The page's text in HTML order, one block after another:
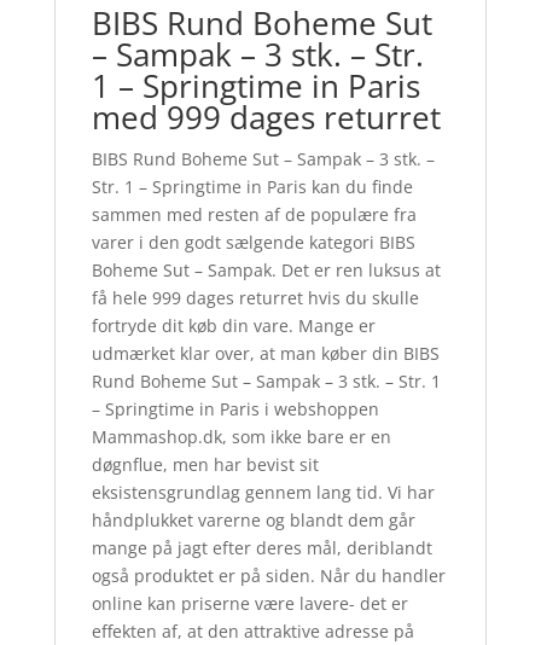
BIBS Rund Boheme Sut
– Sampak – 3 stk. – Str.
1 – Springtime in Paris
med 999 dages returret
BIBS Rund Boheme Sut – Sampak – 3 stk. –
Str. 1 – Springtime in Paris kan du finde
sammen med resten af de populære fra
varer i den godt sælgende kategori BIBS
Boheme Sut – Sampak. Det er ren luksus at
få hele 999 dages returret hvis du skulle
fortryde dit køb din vare. Mange er
udmærket klar over, at man køber din BIBS
Rund Boheme Sut – Sampak – 3 stk. – Str. 1
– Springtime in Paris i webshoppen
Mammashop.dk, som ikke bare er en
døgnflue, men har bevist sit
eksistensgrundlag gennem lang tid. Vi har
håndplukket varerne og blandt dem går
mange på jagt efter deres mål, deriblandt
også produktet er på siden. Når du handler
online kan priserne være lavere- det er
effekten af, at den attraktive adresse på